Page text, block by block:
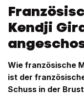
Kendji
Wie französische
ist der
Schuss in der